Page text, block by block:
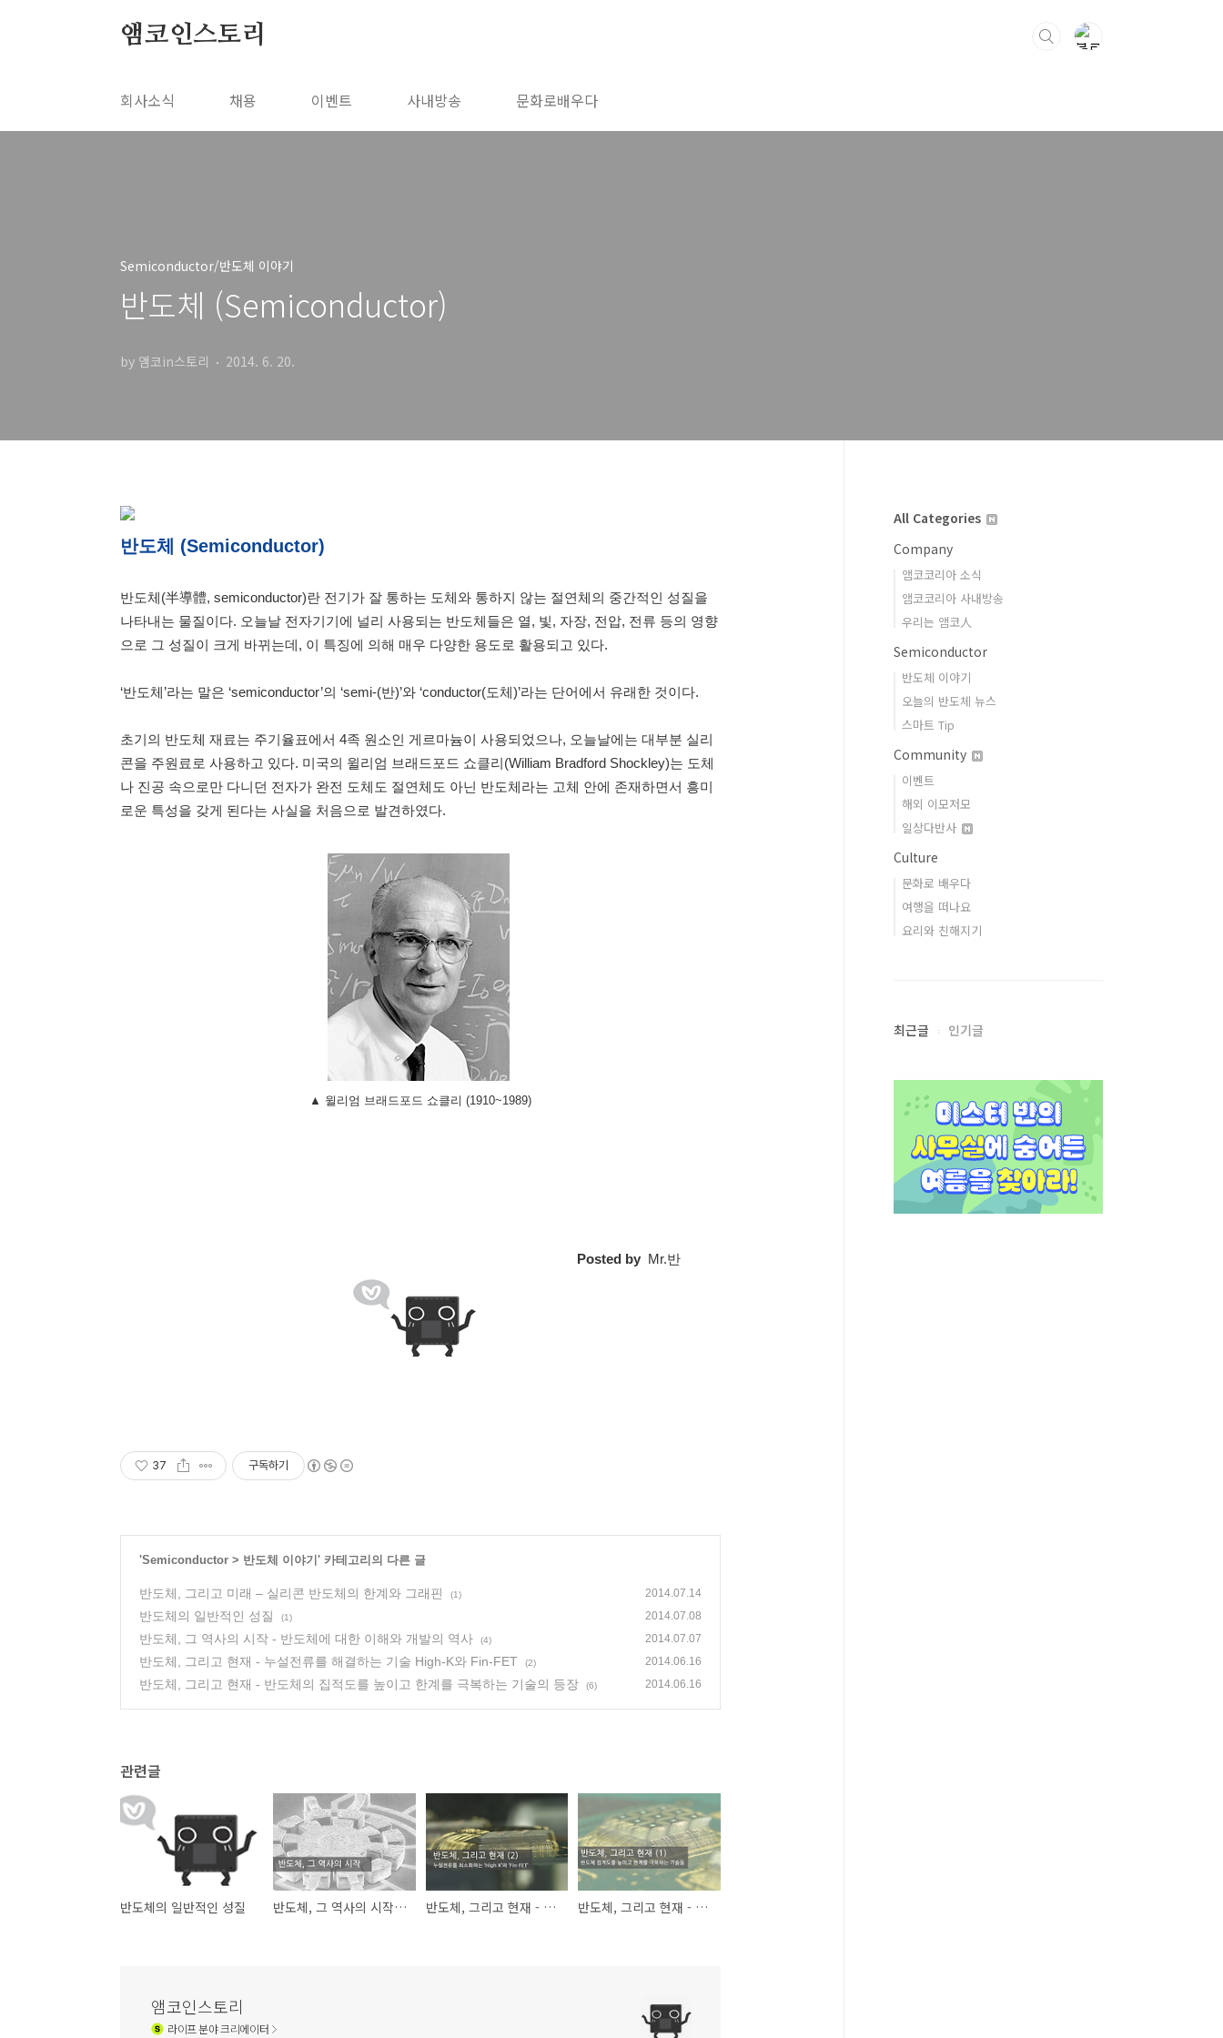
앰코인스토리
회사소식 채용 이벤트 사내방송 문화로배우다
Semiconductor/반도체 이야기
반도체 (Semiconductor)
by 앰코in스토리 2014. 6. 20.
반도체 (Semiconductor)
반도체(半導體, semiconductor)란 전기가 잘 통하는 도체와 통하지 않는 절연체의 중간적인 성질을
나타내는 물질이다. 오늘날 전자기기에 널리 사용되는 반도체들은 열, 빛, 자장, 전압, 전류 등의 영향
으로 그 성질이 크게 바뀌는데, 이 특징에 의해 매우 다양한 용도로 활용되고 있다.
‘반도체’라는 말은 ‘semiconductor’의 ‘semi-(반)’와 ‘conductor(도체)’라는 단어에서 유래한 것이다.
초기의 반도체 재료는 주기율표에서 4족 원소인 게르마늄이 사용되었으나, 오늘날에는 대부분 실리
콘을 주원료로 사용하고 있다. 미국의 윌리엄 브래드포드 쇼클리(William Bradford Shockley)는 도체
나 진공 속으로만 다니던 전자가 완전 도체도 절연체도 아닌 반도체라는 고체 안에 존재하면서 흥미
로운 특성을 갖게 된다는 사실을 처음으로 발견하였다.
▲ 윌리엄 브래드포드 쇼클리 (1910~1989)
Posted by Mr.반
37 구독하기
'Semiconductor > 반도체 이야기 ' 카테고리의 다른 글
반도체, 그리고 미래 – 실리콘 반도체의 한계와 그래핀 (1) 2014.07.14
반도체의 일반적인 성질 (1) 2014.07.08
반도체, 그 역사의 시작 - 반도체에 대한 이해와 개발의 역사 (4) 2014.07.07
반도체, 그리고 현재 - 누설전류를 해결하는 기술 High-K와 Fin-FET (2) 2014.06.16
반도체, 그리고 현재 - 반도체의 집적도를 높이고 한계를 극복하는 기술의 등장 (6) 2014.06.16
관련글
반도체의 일반적인 성질 반도체, 그 역사의 시작 - 반도체에 대한 이해와 개발의 역사 반도체, 그리고 현재 - 누설전류를 해결하는 기술 High-K와 Fin-FET 반도체, 그리고 현재 - 반도체의 집적도를 높이고 한계를 극복하는 기술의 등장
앰코인스토리
라이프분야 크리에이터
All Categories
Company
앰코코리아 소식
앰코코리아 사내방송
우리는 앰코人
Semiconductor
반도체 이야기
오늘의 반도체 뉴스
스마트 Tip
Community
이벤트
해외 이모저모
일상다반사
Culture
문화로 배우다
여행을 떠나요
요리와 친해지기
최근글 인기글